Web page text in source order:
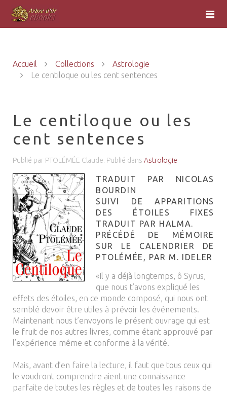
Accueil Collections
Astrologie
Le centiloque ou les cent sentences
Le centiloque ou les
cent sentences
Publié par PTOLÉMÉE Claude. Publié dans Astrologie
TRADUIT PAR NICOLAS
BOURDIN
SUIVI DE APPARITIONS
DES ÉTOILES FIXES
TRADUIT PAR HALMA.
PRÉCÉDÉ DE MÉMOIRE
SUR LE CALENDRIER DE
PTOLÉMÉE, PAR M. IDELER
«Il y a déjà longtemps, ô Syrus,
que nous t’avons expliqué les
effets des étoiles, en ce monde composé, qui nous ont
semblé devoir être utiles à prévoir les événements.
Maintenant nous t’envoyons le présent ouvrage qui est
le fruit de nos autres livres, comme étant approuvé par
l’expérience même et conforme à la vérité.
Mais, avant d’en faire la lecture, il faut que tous ceux qui
le voudront comprendre aient une connaissance
parfaite de toutes les règles et de toutes les raisons de